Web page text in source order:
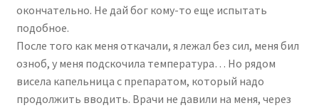
окончательно. Не дай бог кому-то еще испытать
подобное.
После того как меня откачали, я лежал без сил, меня бил
озноб, у меня подскочила температура… Но рядом
висела капельница с препаратом, который надо
продолжить вводить. Врачи не давили на меня, через